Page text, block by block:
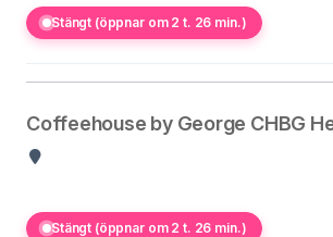
Stängt (öppnar om 2 t. 26 min.)
Coffeehouse by George CHBG
Stängt (öppnar om 2 t. 26 min.)